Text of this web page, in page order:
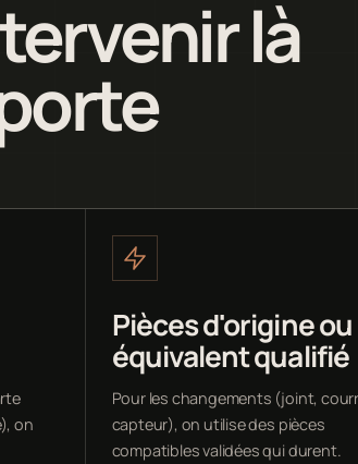
là
on
Pièces d'origine ou
équivalent qualifié
Pour les changements (joint,
capteur), on utilise des pièces
compatibles validées qui durent.